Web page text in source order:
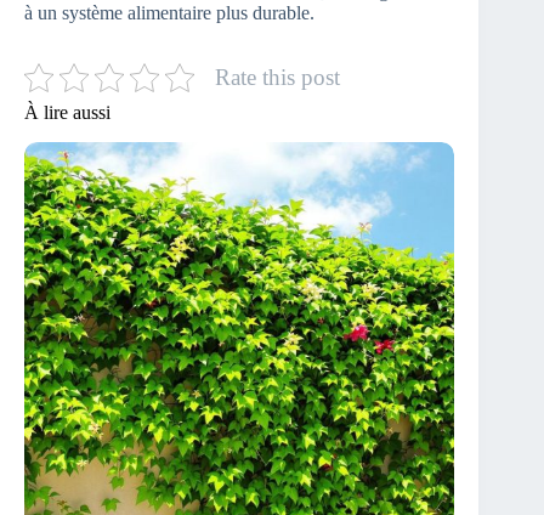
à un système alimentaire plus durable.
Rate this post
À lire aussi